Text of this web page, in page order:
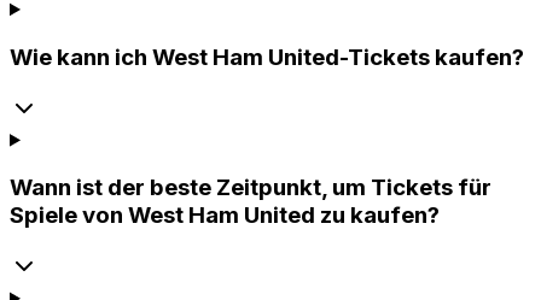
Wie kann ich West Ham United-Tickets kaufen?
Wann ist der beste Zeitpunkt, um Tickets für
Spiele von West Ham United zu kaufen?